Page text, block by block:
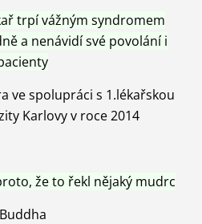
trpí vážným syndromem
a nenávidí své povolání i
ve spolupráci s 1.lékařskou
Karlovy v roce 2014
že to řekl nějaký mudrc
Buddha